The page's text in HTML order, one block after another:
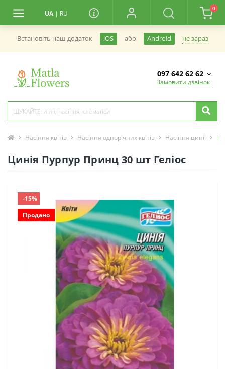
UA | RU
0
Встановiть наш додаток iOS або Android не зараз
097 642 62 62
Замовити дзвінок
Насіння квітів Насіння однорічних квітів Насіння цинії
Цинія Пурпур Принц 30 шт Геліос
-15%
Продано